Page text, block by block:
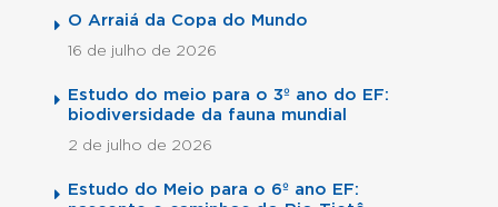
O Arraiá da Copa do Mundo
16 de julho de 2026
Estudo do meio para o 3º ano do EF:
biodiversidade da fauna mundial
2 de julho de 2026
Estudo do Meio para o 6º ano EF: